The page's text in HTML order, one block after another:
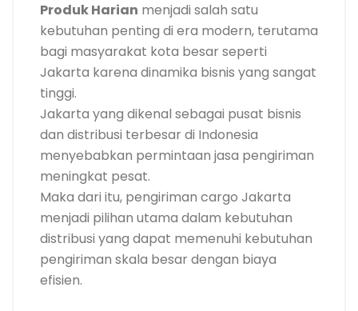
Produk Harian menjadi salah satu
kebutuhan penting di era modern, terutama
bagi masyarakat kota besar seperti
Jakarta karena dinamika bisnis yang sangat
tinggi.
Jakarta yang dikenal sebagai pusat bisnis
dan distribusi terbesar di Indonesia
menyebabkan permintaan jasa pengiriman
meningkat pesat.
Maka dari itu, pengiriman cargo Jakarta
menjadi pilihan utama dalam kebutuhan
distribusi yang dapat memenuhi kebutuhan
pengiriman skala besar dengan biaya
efisien.